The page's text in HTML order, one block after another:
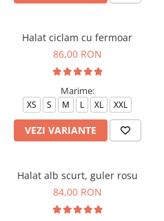
Halat ciclam cu fermoar
86,00 RON
Marime:
XS S M L XL XXL
VEZI VARIANTE
Halat alb scurt, guler rosu
84,00 RON